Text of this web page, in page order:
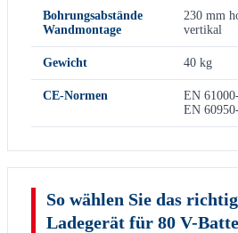
Bohrungsabstände
Wandmontage
230 mm
vertikal
Gewicht 40 kg
CE-Normen
EN
EN
So wählen Sie das
Ladegerät für 80 V-